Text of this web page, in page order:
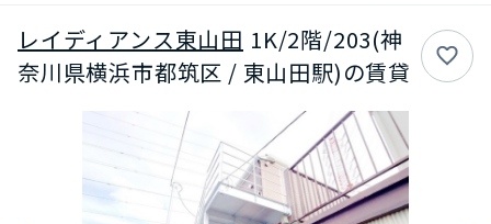
レイディアンス東山田 1K/2階/203(神
奈川県横浜市都筑区 / 東山田駅)の賃貸